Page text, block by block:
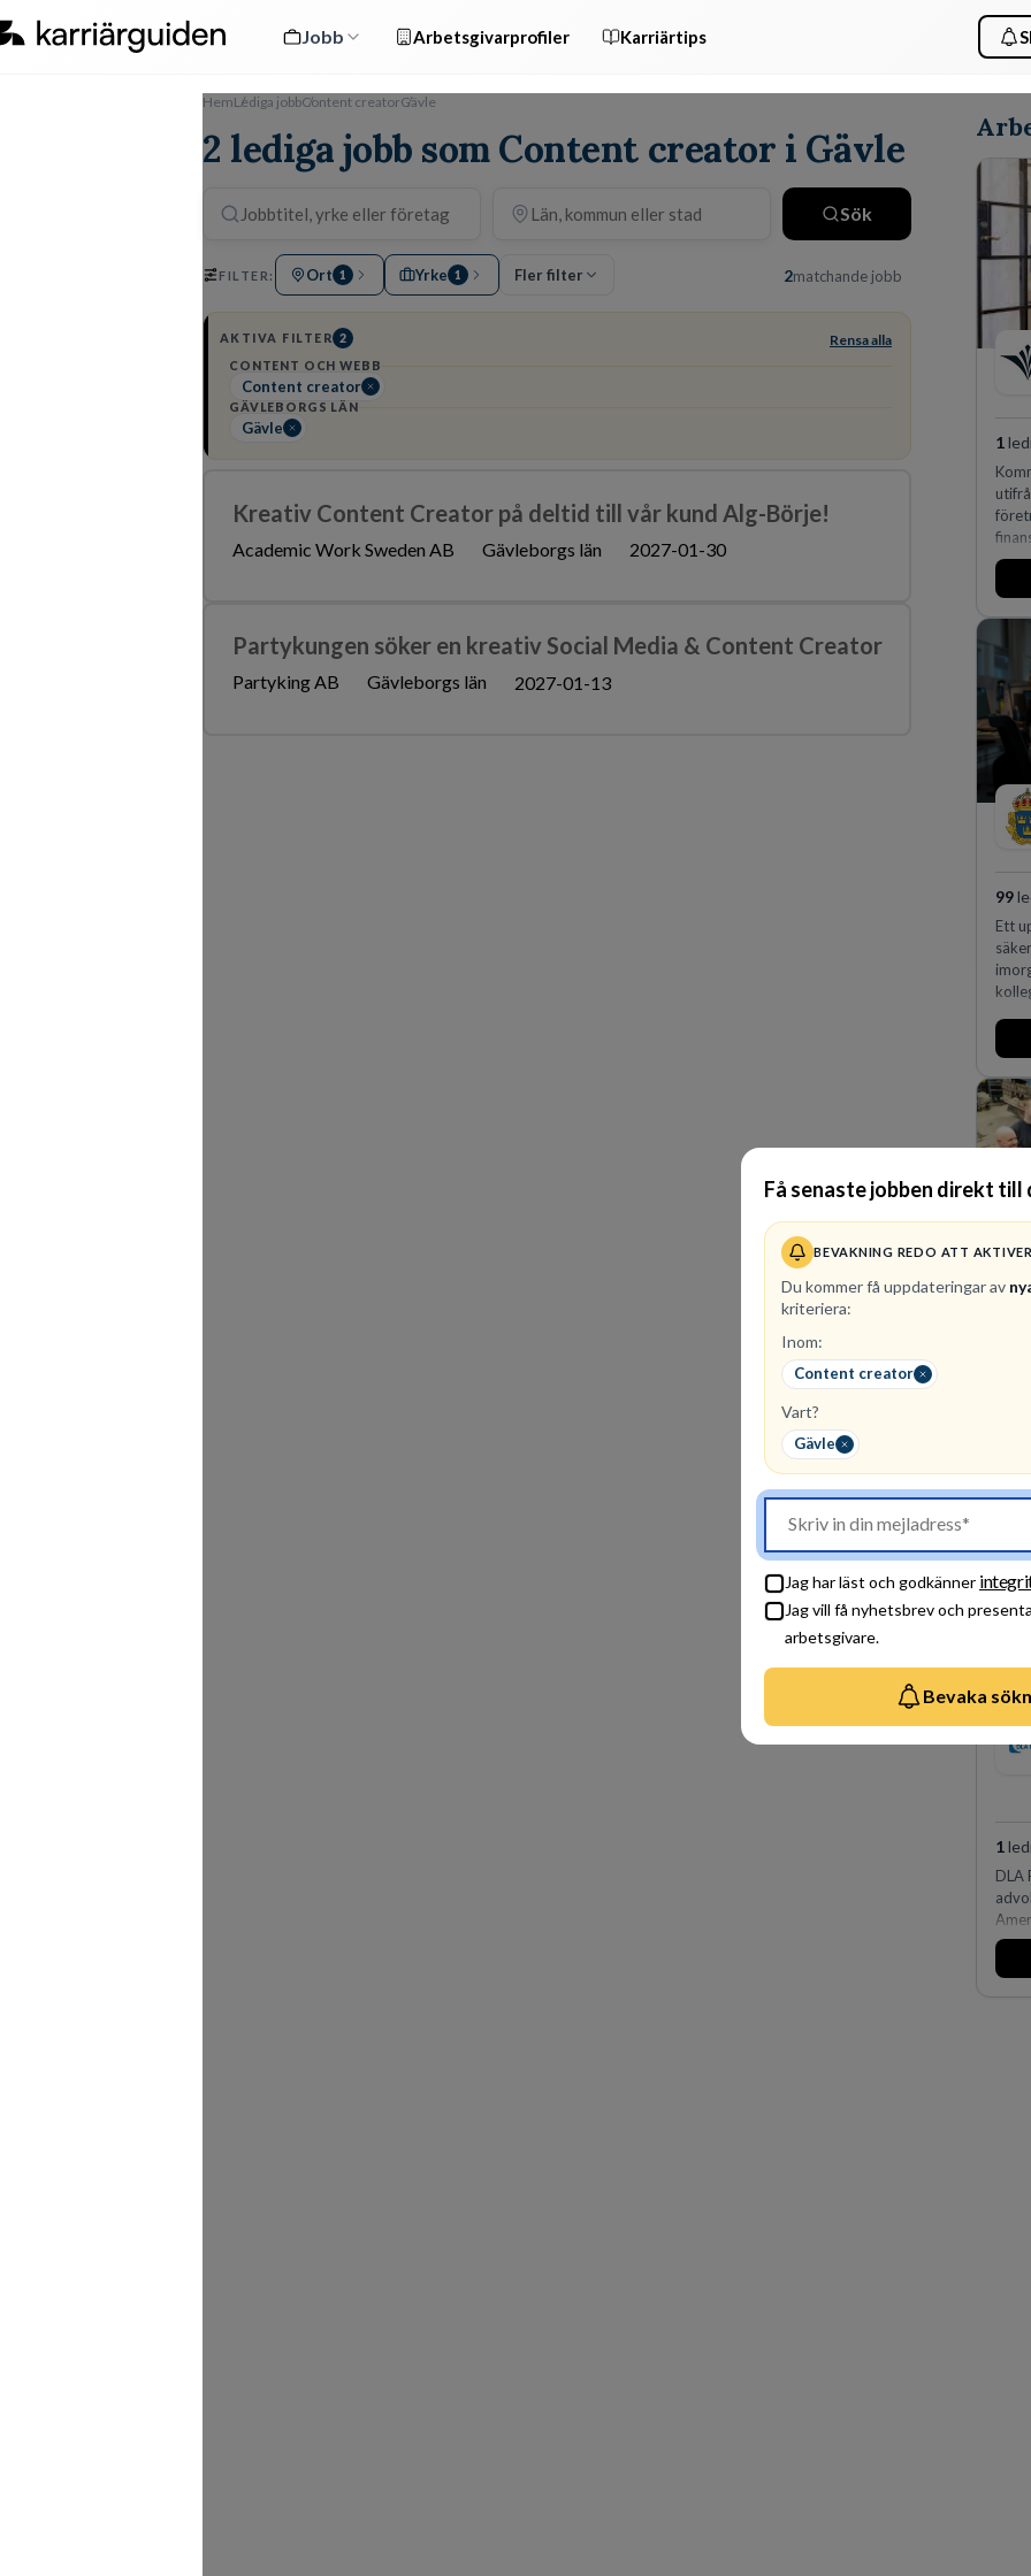
Jobb Arbetsgivarprofiler Karriärtips
Få senaste jobben direkt till
BEVAKNING REDO ATT
Du kommer få uppdateringar av
kriteriera:
Inom:
Content creator
Vart?
Gävle
Jag har läst och godkänner
Jag vill få nyhetsbrev och
arbetsgivare.
Bevaka
HemLediga jobbContent creatorGävle
2 lediga jobb som Content creator i Gävle
Sök
FILTER: Ort 1 Yrke 1 Fler filter 2matchande jobb
AKTIVA FILTER 2 Rensa alla
CONTENT OCH WEBB
Content creator
GÄVLEBORGS LÄN
Gävle
Kreativ Content Creator på deltid till vår kund Alg-Börje!
Academic Work Sweden AB Gävleborgs län 2027-01-30
Partykungen söker en kreativ Social Media & Content Creator
Partyking AB Gävleborgs län 2027-01-13
1
99
Ett
man
den
orter
1
DLA
och
på